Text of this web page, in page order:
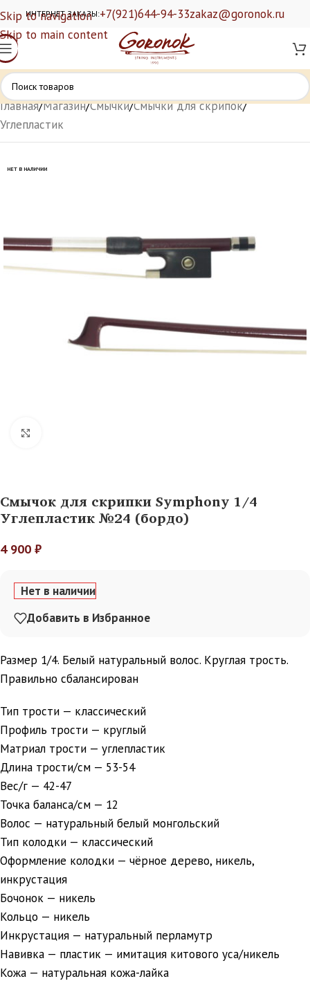
Skip to navigation
Skip to main content
ИНТЕРНЕТ ЗАКАЗЫ:+7(921)644-94-33zakaz@goronok.ru
Главная/Магазин/Смычки/Смычки для скрипок/
Углепластик
НЕТ В НАЛИЧИИ
Смычок для скрипки Symphony 1/4
Углепластик №24 (бордо)
4 900 ₽
Нет в наличии
Добавить в Избранное
Размер 1/4. Белый натуральный волос. Круглая трость.
Правильно сбалансирован
Тип трости — классический
Профиль трости — круглый
Матриал трости — углепластик
Длина трости/см — 53-54
Вес/г — 42-47
Точка баланса/см — 12
Волос — натуральный белый монгольский
Тип колодки — классический
Оформление колодки — чёрное дерево, никель,
инкрустация
Бочонок — никель
Кольцо — никель
Инкрустация — натуральный перламутр
Навивка — пластик — имитация китового уса/никель
Кожа — натуральная кожа-лайка